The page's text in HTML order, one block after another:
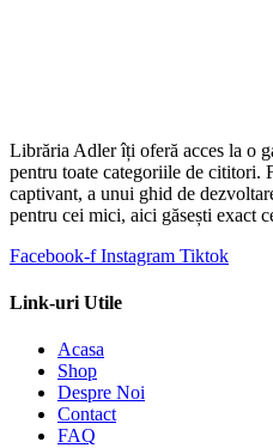
Librăria Adler îți oferă acces la o
pentru toate categoriile de cititori.
captivant, a unui ghid de
pentru cei mici, aici găsești exact
Facebook-f Instagram Tiktok
Link-uri Utile
Acasa
Shop
Despre Noi
Contact
FAQ